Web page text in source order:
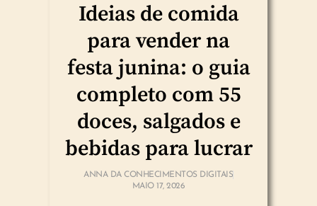
Ideias de comida
para vender na
festa junina: o guia
completo com 55
doces, salgados e
bebidas para lucrar
ANNA DA CONHECIMENTOS DIGITAIS
MAIO 17, 2026